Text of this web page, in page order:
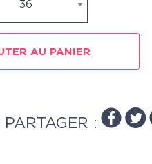
36
AU PANIER
PARTAGER :